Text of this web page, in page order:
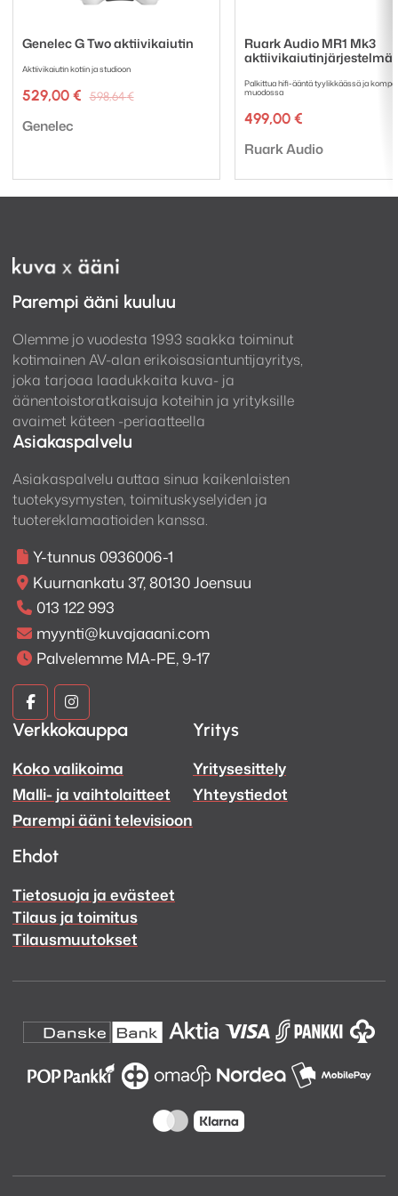
Genelec G Two aktiivikaiutin
Aktiivikaiutin kotiin ja studioon
598,64€Alkuperäinen
529,00 €
Nykyinen
Tuotemerkki:
Genelec
Ruark Audio MR1 Mk3
aktiivikaiutinjärjestelmä
Palkittua hifi-ääntä tyylikkäässä ja
muodossa
499,00 €
Tuotemerkki:
Ruark Audio
Parempi ääni kuuluu
Olemme jo vuodesta 1993 saakka toiminut
kotimainen AV-alan erikoisasiantuntijayritys,
joka tarjoaa laadukkaita kuva- ja
äänentoistoratkaisuja koteihin ja yrityksille
avaimet käteen -periaatteella
Asiakaspalvelu
Asiakaspalvelu auttaa sinua kaikenlaisten
tuotekysymysten, toimituskyselyiden ja
tuotereklamaatioiden kanssa.
Y-tunnus 0936006-1
Kuurnankatu 37, 80130 Joensuu
013 122 993
myynti@kuvajaaani.com
Palvelemme MA-PE, 9-17
Kuva
ja
Ääni
Facebook
Kuva
ja
Ääni
Instagram
Verkkokauppa
Koko valikoima
Malli- ja vaihtolaitteet
Parempi ääni televisioon
Yritys
Yritysesittely
Yhteystiedot
Ehdot
Tietosuoja ja evästeet
Tilaus ja toimitus
Tilausmuutokset